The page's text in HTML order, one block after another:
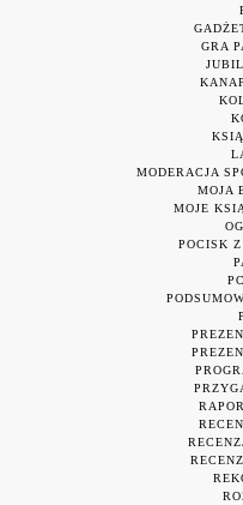
GRA
MODERACJA
MOJA
MOJE
POCISK